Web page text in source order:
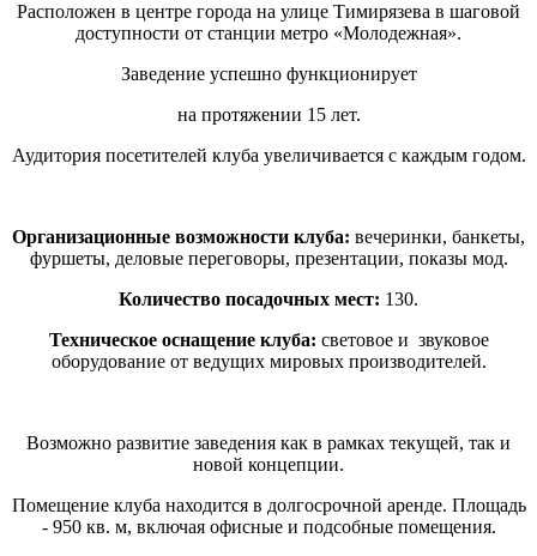
Расположен в центре города на улице Тимирязева в шаговой
доступности от станции метро «Молодежная».
Заведение успешно функционирует
на протяжении 15 лет.
Аудитория посетителей клуба увеличивается с каждым годом.
Организационные возможности клуба: вечеринки, банкеты,
фуршеты, деловые переговоры, презентации, показы мод.
Количество посадочных мест: 130.
Техническое оснащение клуба: световое и звуковое
оборудование от ведущих мировых производителей.
Возможно развитие заведения как в рамках текущей, так и
новой концепции.
Помещение клуба находится в долгосрочной аренде. Площадь
- 950 кв. м, включая офисные и подсобные помещения.